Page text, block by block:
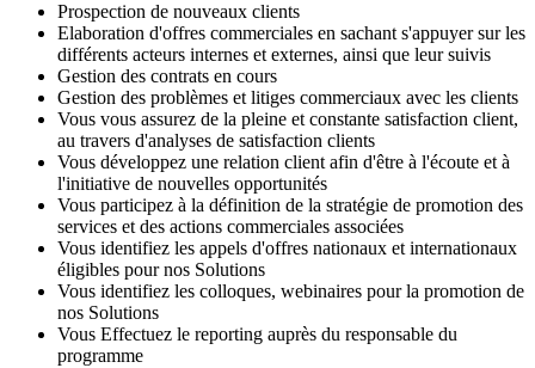
Prospection de nouveaux clients
Elaboration d'offres commerciales en sachant s'appuyer sur les
différents acteurs internes et externes, ainsi que leur suivis
Gestion des contrats en cours
Gestion des problèmes et litiges commerciaux avec les clients
Vous vous assurez de la pleine et constante satisfaction client,
au travers d'analyses de satisfaction clients
Vous développez une relation client afin d'être à l'écoute et à
l'initiative de nouvelles opportunités
Vous participez à la définition de la stratégie de promotion des
services et des actions commerciales associées
Vous identifiez les appels d'offres nationaux et internationaux
éligibles pour nos Solutions
Vous identifiez les colloques, webinaires pour la promotion de
nos Solutions
Vous Effectuez le reporting auprès du responsable du
programme